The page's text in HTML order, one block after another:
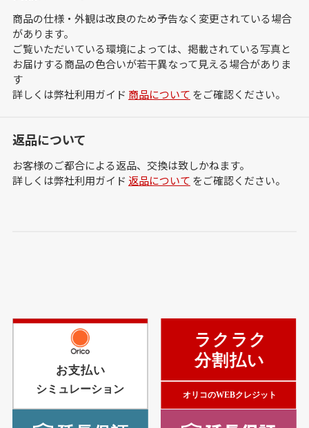
商品の仕様・外観は改良のため予告なく変更されている場合
があります。
ご覧いただいている環境によっては、掲載されている写真と
お届けする商品の色合いが若干異なって見える場合がありま
す
詳しくは弊社利用ガイド 商品について をご確認ください。
返品について
お客様のご都合による返品、交換は致しかねます。
詳しくは弊社利用ガイド 返品について をご確認ください。